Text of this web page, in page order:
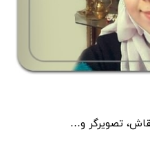
تصویرگر و…